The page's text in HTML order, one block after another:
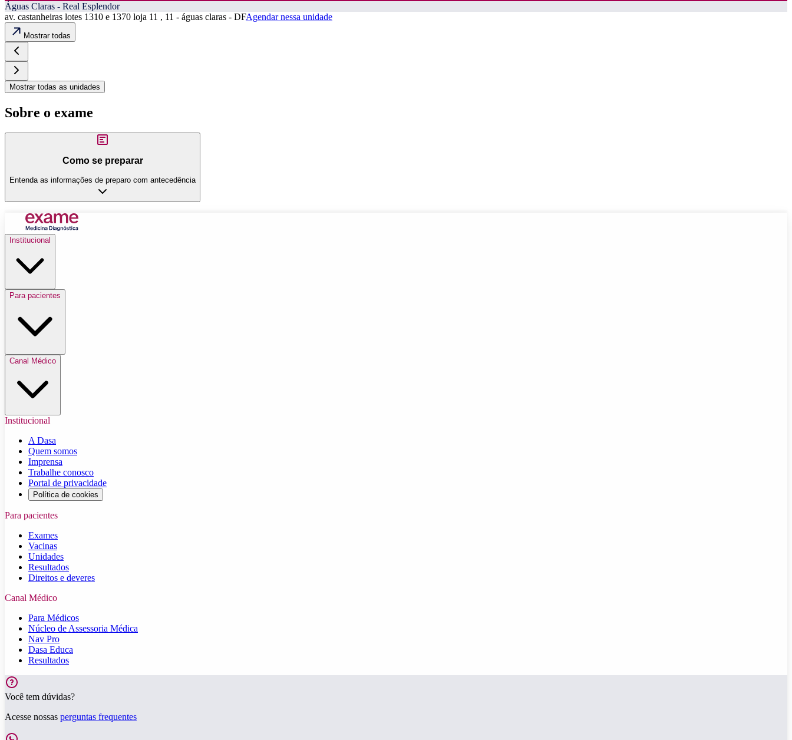
Águas Claras - Real Esplendor
av. castanheiras lotes 1310 e 1370 loja 11 , 11 - águas claras - DFAgendar nessa unidade
Mostrar todas
Mostrar todas as unidades
Sobre o exame
Como se preparar
Entenda as informações de preparo com antecedência
Institucional
Para pacientes
Canal Médico
Institucional
A Dasa
Quem somos
Imprensa
Trabalhe conosco
Portal de privacidade
Política de cookies
Para pacientes
Exames
Vacinas
Unidades
Resultados
Direitos e deveres
Canal Médico
Para Médicos
Núcleo de Assessoria Médica
Nav Pro
Dasa Educa
Resultados
Você tem dúvidas?
Acesse nossas perguntas frequentes